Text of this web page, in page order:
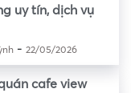
uy tín, dịch vụ
- 22/05/2026
cafe view